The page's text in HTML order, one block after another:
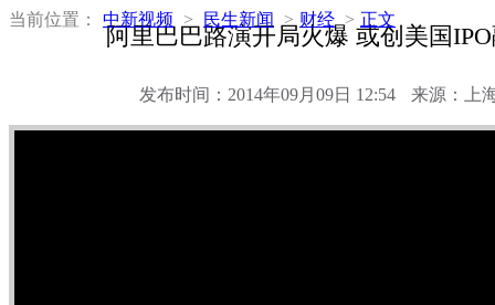
当前位置： 中新视频 > 民生新闻 > 财经 > 正文
阿里巴巴路演开局火爆 或创美国
发布时间：2014年09月09日 12:54 来源：上